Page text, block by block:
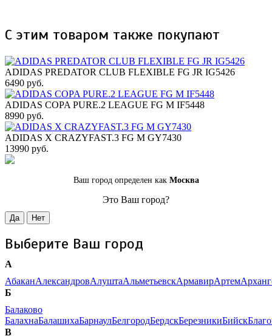
С этим товаром также покупают
ADIDAS PREDATOR CLUB FLEXIBLE FG JR IG5426
6490 руб.
ADIDAS COPA PURE.2 LEAGUE FG M IF5448
8990 руб.
ADIDAS X CRAZYFAST.3 FG M GY7430
13990 руб.
Ваш город определен как Москва
Это Ваш город?
Да Нет
Выберите Ваш город
А
АбаканАлександровАлуштаАльметьевскАрмавирАртем
Б
Балаково
БалахнаБалашихаБарнаулБелгородБердскБерезникиБийск
В